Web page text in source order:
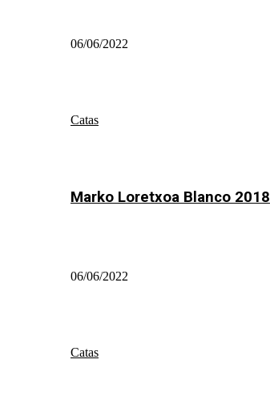
06/06/2022
Catas
Marko Loretxoa Blanco 2018
06/06/2022
Catas